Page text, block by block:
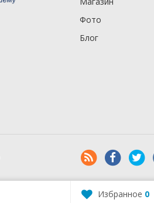
Фото
Блог
Избранное 0